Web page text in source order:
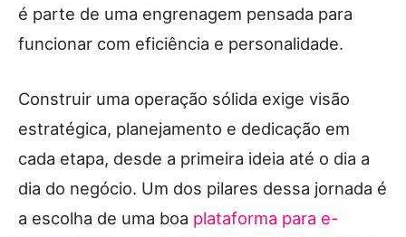
é parte de uma engrenagem pensada para
funcionar com eficiência e personalidade.
Construir uma operação sólida exige visão
estratégica, planejamento e dedicação em
cada etapa, desde a primeira ideia até o dia a
dia do negócio. Um dos pilares dessa jornada é
a escolha de uma boa plataforma para e-